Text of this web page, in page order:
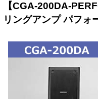
【CGA-200DA-
リングアンプ パフォ